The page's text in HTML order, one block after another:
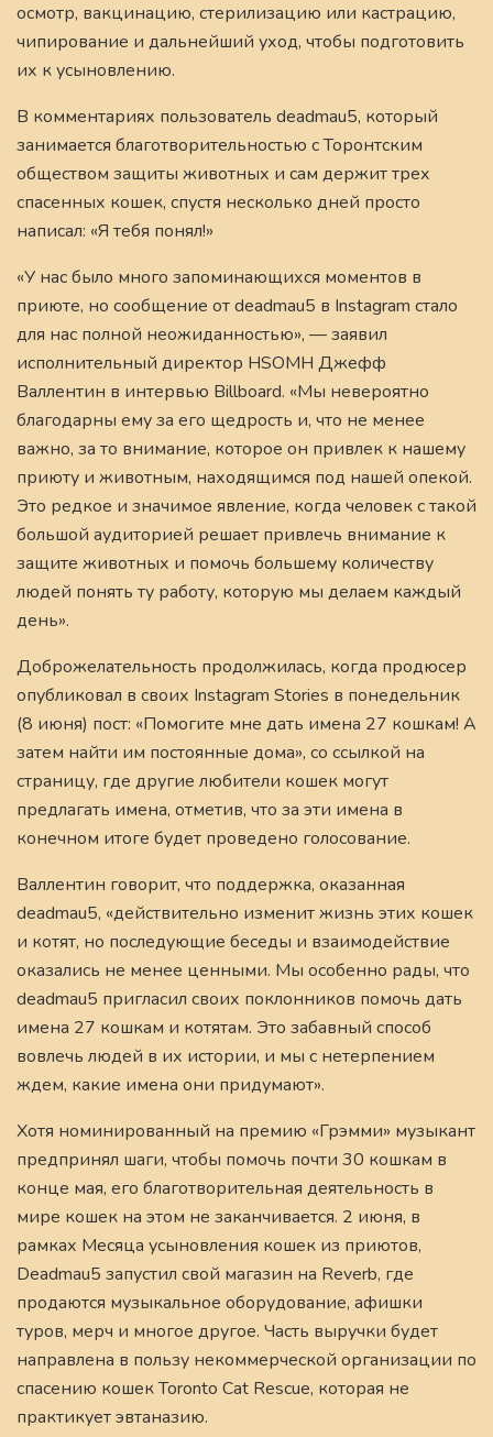
осмотр, вакцинацию, стерилизацию или кастрацию,
чипирование и дальнейший уход, чтобы подготовить
их к усыновлению.
В комментариях пользователь deadmau5, который
занимается благотворительностью с Торонтским
обществом защиты животных и сам держит трех
спасенных кошек, спустя несколько дней просто
написал: «Я тебя понял!»
«У нас было много запоминающихся моментов в
приюте, но сообщение от deadmau5 в Instagram стало
для нас полной неожиданностью», — заявил
исполнительный директор HSOMH Джефф
Валлентин в интервью Billboard. «Мы невероятно
благодарны ему за его щедрость и, что не менее
важно, за то внимание, которое он привлек к нашему
приюту и животным, находящимся под нашей опекой.
Это редкое и значимое явление, когда человек с такой
большой аудиторией решает привлечь внимание к
защите животных и помочь большему количеству
людей понять ту работу, которую мы делаем каждый
день».
Доброжелательность продолжилась, когда продюсер
опубликовал в своих Instagram Stories в понедельник
(8 июня) пост: «Помогите мне дать имена 27 кошкам! А
затем найти им постоянные дома», со ссылкой на
страницу, где другие любители кошек могут
предлагать имена, отметив, что за эти имена в
конечном итоге будет проведено голосование.
Валлентин говорит, что поддержка, оказанная
deadmau5, «действительно изменит жизнь этих кошек
и котят, но последующие беседы и взаимодействие
оказались не менее ценными. Мы особенно рады, что
deadmau5 пригласил своих поклонников помочь дать
имена 27 кошкам и котятам. Это забавный способ
вовлечь людей в их истории, и мы с нетерпением
ждем, какие имена они придумают».
Хотя номинированный на премию «Грэмми» музыкант
предпринял шаги, чтобы помочь почти 30 кошкам в
конце мая, его благотворительная деятельность в
мире кошек на этом не заканчивается. 2 июня, в
рамках Месяца усыновления кошек из приютов,
Deadmau5 запустил свой магазин на Reverb, где
продаются музыкальное оборудование, афишки
туров, мерч и многое другое. Часть выручки будет
направлена в пользу некоммерческой организации по
спасению кошек Toronto Cat Rescue, которая не
практикует эвтаназию.